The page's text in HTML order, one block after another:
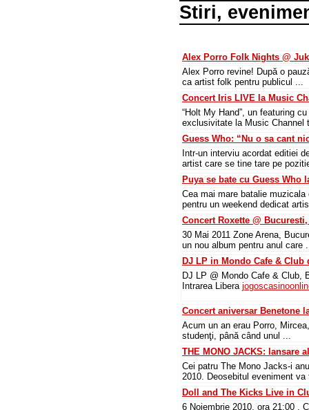
Stiri,
Alex Porro Folk Nights @
Alex Porro revine! După o
ca artist folk pentru publicul ...
Concert Iris LIVE la Music
“Holt My Hand”, un featuring
exclusivitate la Music Channel
Guess Who: “Nu o sa cant
Intr-un interviu acordat editiei
artist care se tine tare pe
Puya se bate cu Guess Who
Cea mai mare batalie
pentru un weekend dedicat
Concert Roxette @
30 Mai 2011 Zone Arena,
un nou album pentru anul care
DJ LP in Mondo Cafe & Club
DJ LP @ Mondo Cafe & Club,
Intrarea Libera
Concert aniversar Benetone
Acum un an erau Porro,
studenţi, până când unul ...
THE MONO JACKS: lansare
Cei patru The Mono Jacks-i
2010. Deosebitul eveniment va
Doll and The Kicks Live in
6 Noiembrie 2010, ora 21:00 ,